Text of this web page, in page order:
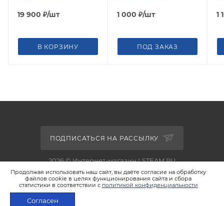
Продолжая использовать наш сайт, вы даёте согласие на обработку
файлов cookie в целях функционирования сайта и сбора
статистики в соответствии с политикой конфиденциальности
Согласен
19 900 ₽/шт
В КОРЗИНУ
1 000 ₽/шт
ПОД ЗАКАЗ
1
ПОДПИСАТЬСЯ НА РАССЫЛКУ
2026 © Интернет-магазин LSTEAM.RU